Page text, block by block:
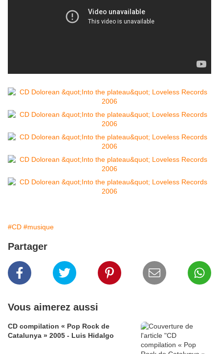
#CD #musique
Partager
Vous aimerez aussi
CD compilation « Pop Rock de
Catalunya » 2005 - Luis Hidalgo